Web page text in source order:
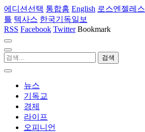
에디션선택 통합홈 English 로스엔젤레스
틀 텍사스 한국기독일보
RSS Facebook Twitter Bookmark
뉴스
기독교
경제
라이프
오피니언